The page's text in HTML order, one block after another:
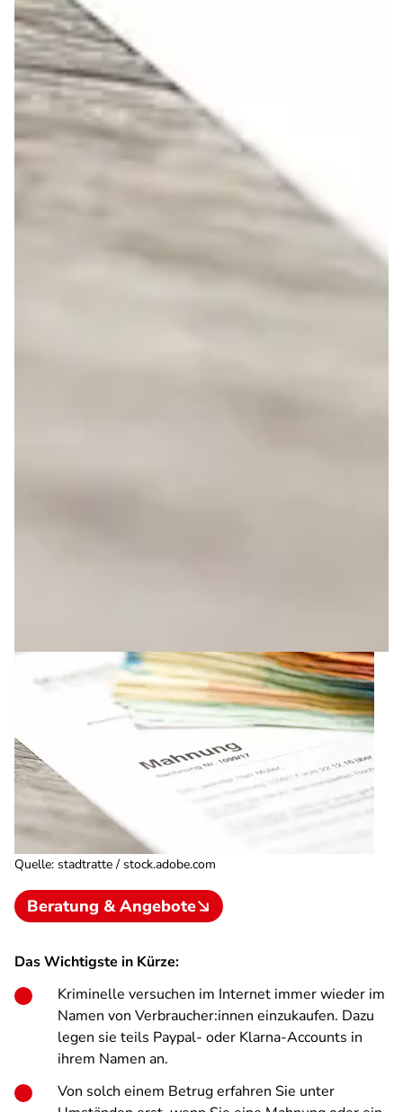
Quelle: stadtratte / stock.adobe.com
Beratung & Angebote
Das Wichtigste in Kürze:
Kriminelle versuchen im Internet immer wieder im
Namen von Verbraucher:innen einzukaufen. Dazu
legen sie teils Paypal- oder Klarna-Accounts in
ihrem Namen an.
Von solch einem Betrug erfahren Sie unter